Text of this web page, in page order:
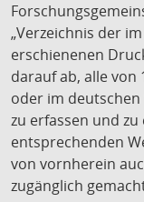
„Verzeichnis der
erschienenen
darauf ab, alle von
oder im
zu erfassen und
entsprechenden
von vornherein
zugänglich